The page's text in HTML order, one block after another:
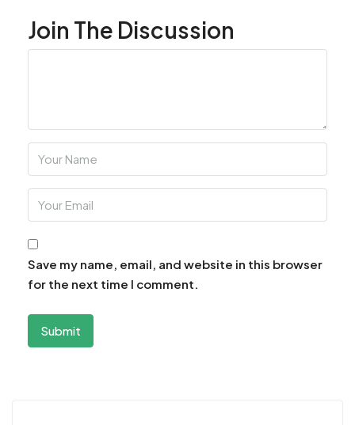
Join The Discussion
Save my name, email, and website in this browser
for the next time I comment.